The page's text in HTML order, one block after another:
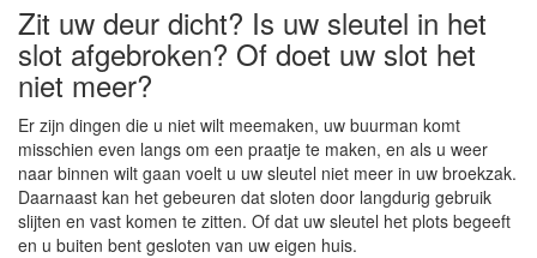
Zit uw deur dicht? Is uw sleutel in het
slot afgebroken? Of doet uw slot het
niet meer?
Er zijn dingen die u niet wilt meemaken, uw buurman komt
misschien even langs om een praatje te maken, en als u weer
naar binnen wilt gaan voelt u uw sleutel niet meer in uw broekzak.
Daarnaast kan het gebeuren dat sloten door langdurig gebruik
slijten en vast komen te zitten. Of dat uw sleutel het plots begeeft
en u buiten bent gesloten van uw eigen huis.